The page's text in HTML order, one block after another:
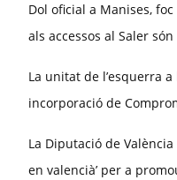
Dol oficial a Manises,
als accessos al Saler
La unitat de l’esquerra
incorporació de
La Diputació de
en valencià’ per a